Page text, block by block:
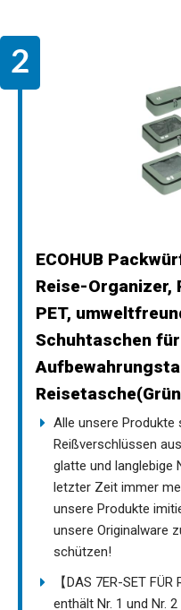
ECOHUB
Reise-
PET,
Schuhtaschen
Alle unsere Produkte
Reißverschlüssen
glatte und langlebige
letzter Zeit immer
unsere Produkte
unsere Originalware
schützen!
【DAS 7ER-SET
enthält Nr. 1 und Nr.